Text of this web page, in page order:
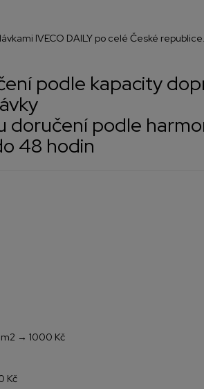
IVECO DAILY po celé České republice.
podle kapacity
doručení podle
48 hodin
→ 1000 Kč
Kč